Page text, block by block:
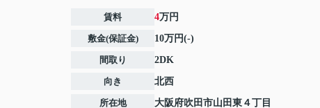
賃料 4万円
敷金(保証金) 10万円(-)
間取り 2DK
向き 北西
所在地 大阪府吹田市山田東 ４丁目